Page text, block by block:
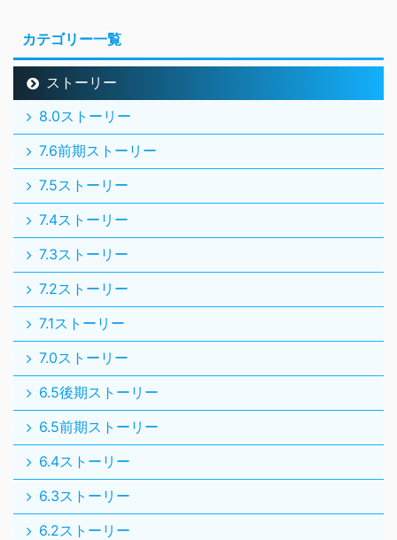
カテゴリー一覧
ストーリー
8.0ストーリー
7.6前期ストーリー
7.5ストーリー
7.4ストーリー
7.3ストーリー
7.2ストーリー
7.1ストーリー
7.0ストーリー
6.5後期ストーリー
6.5前期ストーリー
6.4ストーリー
6.3ストーリー
6.2ストーリー